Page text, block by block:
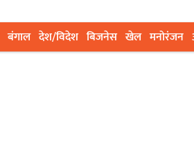
बंगाल देश/विदेश बिजनेस खेल मनोरंजन